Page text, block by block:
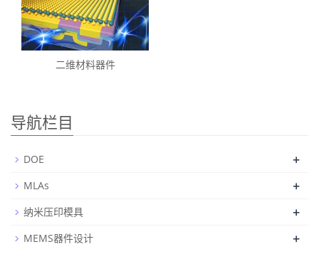
二维材料器件
导航栏目
DOE +
MLAs +
纳米压印模具 +
MEMS器件设计 +